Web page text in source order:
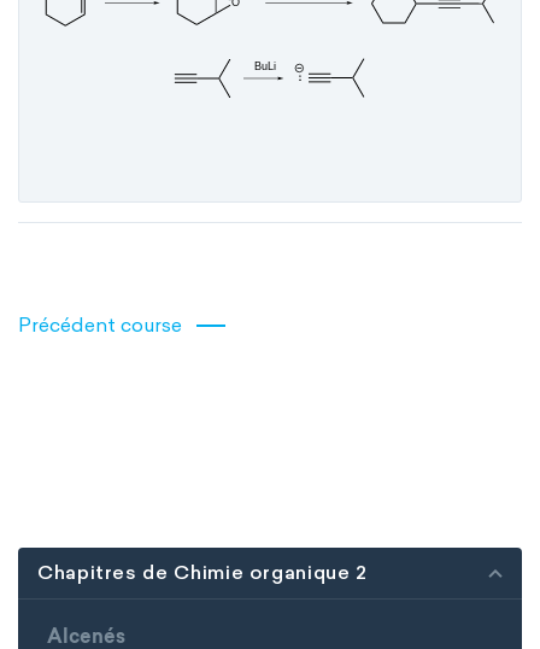
Précédent course
Chapitres de Chimie organique 2
Alcenés